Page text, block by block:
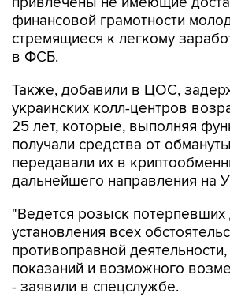
финансовой грамотности
стремящиеся к легкому
в ФСБ.
Также, добавили в ЦОС,
украинских колл-центров
25 лет, которые, выполняя
получали средства от
передавали их в
дальнейшего направления на
"Ведется розыск потерпевших
установления всех
противоправной
показаний и возможного
- заявили в спецслужбе.